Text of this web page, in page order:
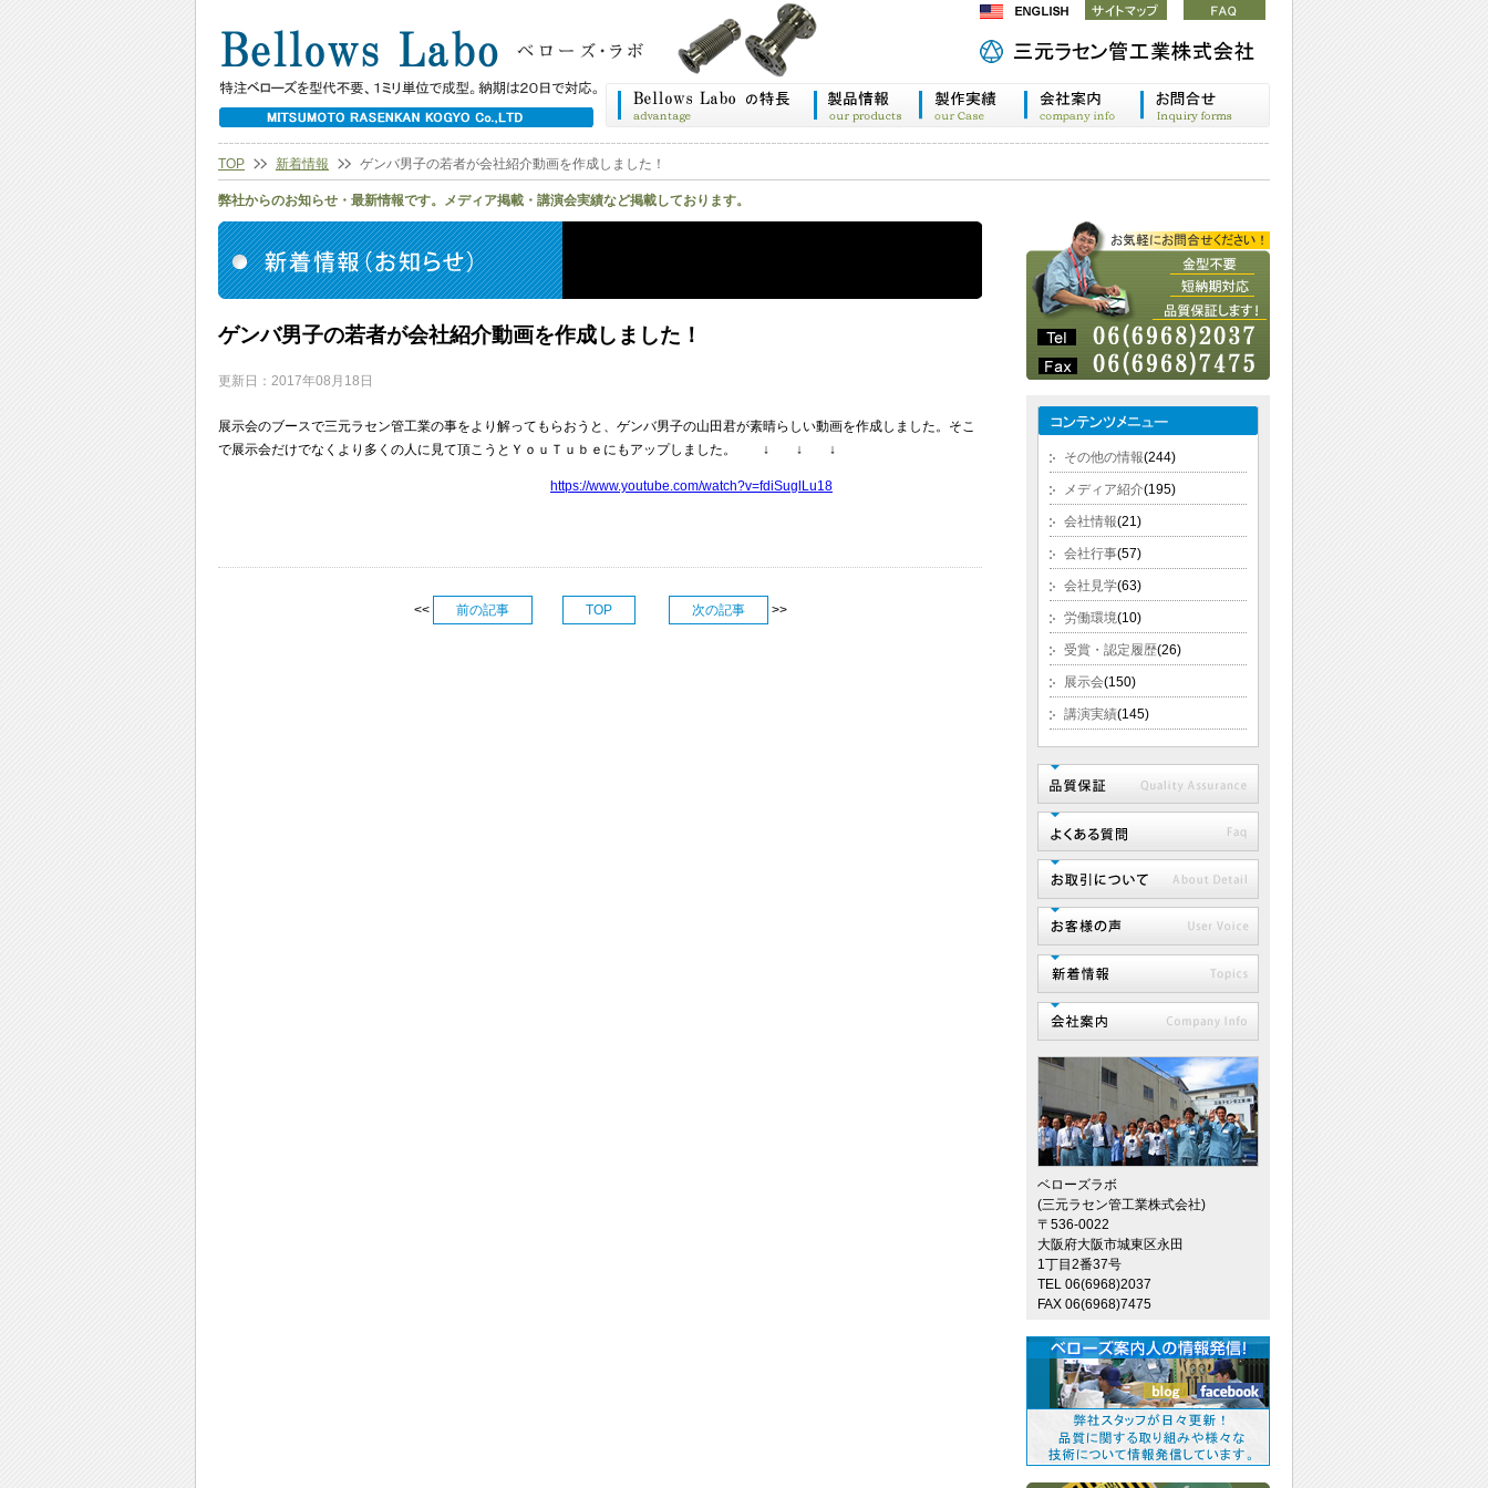
TOP 新着情報 ゲンバ男子の若者が会社紹介動画を作成しました！
弊社からのお知らせ・最新情報です。メディア掲載・講演会実績など掲載しております。
ゲンバ男子の若者が会社紹介動画を作成しました！
更新日：2017年08月18日
展示会のブースで三元ラセン管工業の事をより解ってもらおうと、ゲンバ男子の山田君が素晴らしい動画を作成しました。そこ
で展示会だけでなくより多くの人に見て頂こうとＹｏｕＴｕｂｅにもアップしました。 ↓ ↓ ↓
https://www.youtube.com/watch?v=fdiSuglLu18
<< 前の記事 TOP 次の記事 >>
その他の情報(244)
メディア紹介(195)
会社情報(21)
会社行事(57)
会社見学(63)
労働環境(10)
受賞・認定履歴(26)
展示会(150)
講演実績(145)
ベローズラボ
(三元ラセン管工業株式会社)
〒536-0022
大阪府大阪市城東区永田
1丁目2番37号
TEL 06(6968)2037
FAX 06(6968)7475